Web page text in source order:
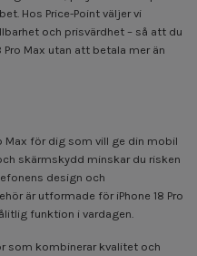
Hos Price-Point väljer vi
och prisvärdhet – så att du
Max utan att betala mer än
Max för dig som vill ge din mobil
skärmskydd minskar du risken
design och
är utformade för iPhone 18 Pro
funktion i vardagen.
som kombinerar kvalitet och